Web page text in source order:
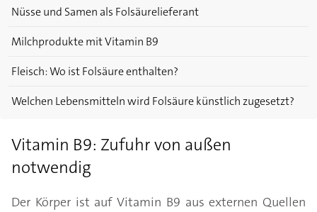
Nüsse und Samen als Folsäurelieferant
Milchprodukte mit Vitamin B9
Fleisch: Wo ist Folsäure enthalten?
Welchen Lebensmitteln wird Folsäure künstlich zugesetzt?
Vitamin B9: Zufuhr von außen
notwendig
Der Körper ist auf Vitamin B9 aus externen Quellen